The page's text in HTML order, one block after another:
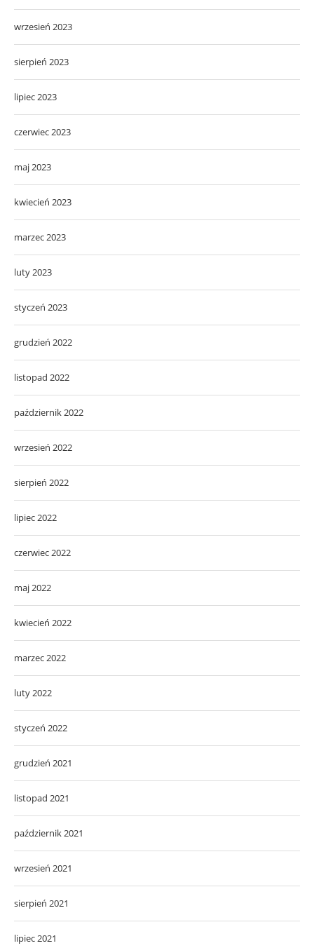
wrzesień 2023
sierpień 2023
lipiec 2023
czerwiec 2023
maj 2023
kwiecień 2023
marzec 2023
luty 2023
styczeń 2023
grudzień 2022
listopad 2022
październik 2022
wrzesień 2022
sierpień 2022
lipiec 2022
czerwiec 2022
maj 2022
kwiecień 2022
marzec 2022
luty 2022
styczeń 2022
grudzień 2021
listopad 2021
październik 2021
wrzesień 2021
sierpień 2021
lipiec 2021